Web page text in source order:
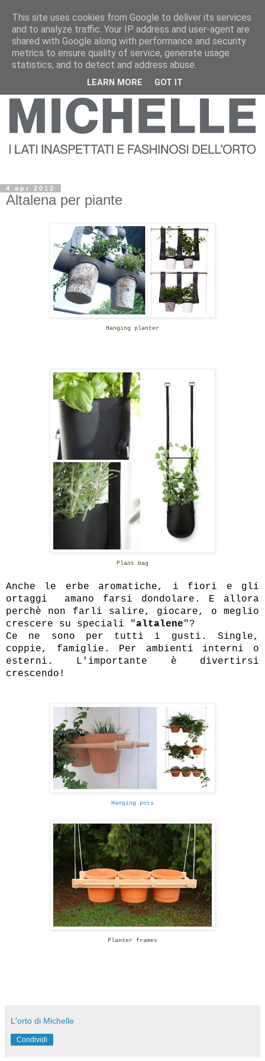
4 apr 2012
Altalena per piante
Hanging planter
Plant bag
Anche le erbe aromatiche, i fiori e gli
ortaggi amano farsi dondolare. E allora
perchè non farli salire, giocare, o meglio
crescere su speciali
"altalene"?
Ce ne sono per tutti i gusti. Single,
coppie, famiglie. Per ambienti interni o
esterni. L'importante è divertirsi
crescendo!
Hanging pots
Planter frames
L'orto di Michelle
Condividi
This site uses cookies from Google to deliver its services
and to analyze traffic. Your IP address and user-agent are
shared with Google along with performance and security
metrics to ensure quality of service, generate usage
statistics, and to detect and address abuse.
LEARN MORE GOT IT